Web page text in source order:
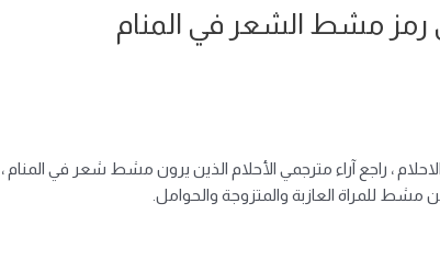
رمز مشط الشعر في المنام
، راجع آراء مترجمي الأحلام الذين يرون مشط شعر في
للمراة العازبة والمتزوجة والحوامل.